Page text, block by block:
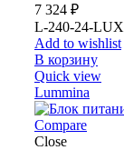
7 324 ₽
L-240-24-LUX
Add to wishlist
В корзину
Quick view
Lummina
Compare
Close